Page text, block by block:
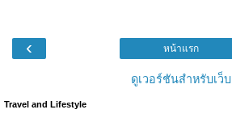
‹ หน้าแรก
ดูเวอร์ชันสำหรับเว็บ
Travel and Lifestyle